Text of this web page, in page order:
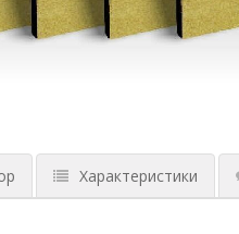
Характеристики